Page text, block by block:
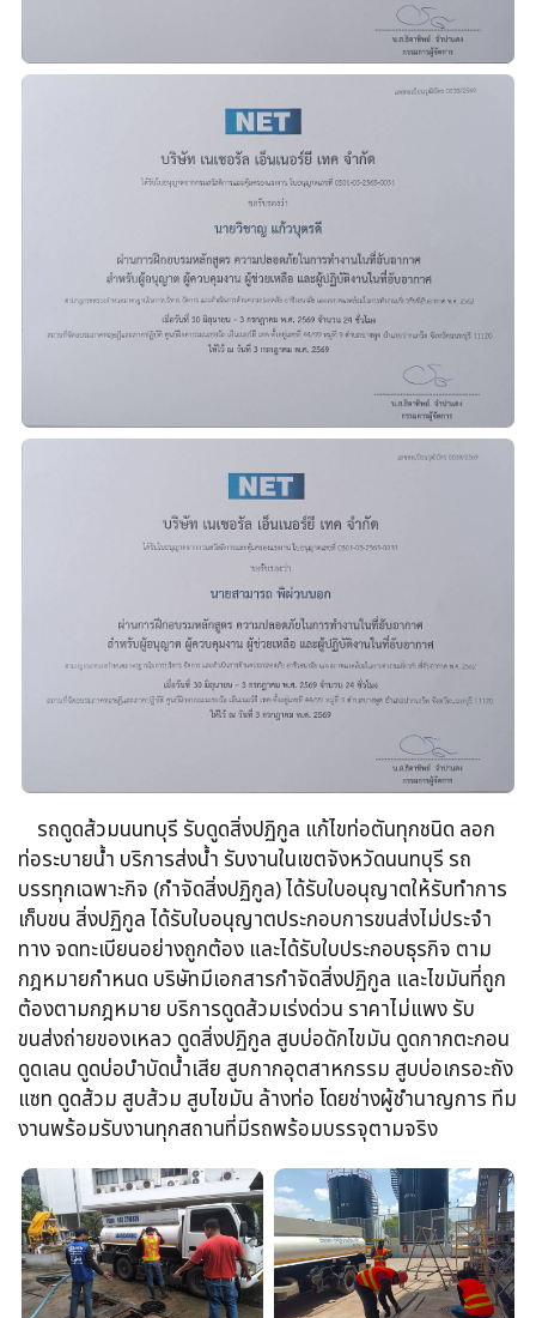
รถดูดส้วม​นนทบุรี รับดูดสิ่งปฏิกูล​ แก้ไขท่อตันทุกชนิด​ ลอก
ท่อระบายน้ำ​ บริการส่งน้ำ รับงานในเขตจังหวัดนนทบุรี รถ
บรรทุกเฉพาะกิจ​ (กำจัดสิ่งปฏิกูล)​ ได้รับใบอนุญาตให้รับทำการ
เก็บขน​ สิ่งปฏิกูล ได้รับใบอนุญาตประกอบการขนส่งไม่ประจำ
ทาง จดทะเบียนอย่างถูกต้อง​ และได้รับใบประกอบธุรกิจ​ ตาม
กฎหมายกำหนด บริษัทมีเอกสารกำจัดสิ่งปฏิกูล​ และไขมันที่ถูก
ต้องตามกฎหมาย บริการดูดส้วมเร่งด่วน​ ราคาไม่แพง รับ
ขนส่งถ่ายของเหลว​ ดูดสิ่งปฏิกูล​ สูบบ่อดักไขมัน​ ดูดกากตะกอน​
ดูดเลน​ ดูดบ่อบำบัดน้ำเสีย​ สูบกากอุตสาหกรรม​ สูบบ่อเกรอะถัง
แซท​ ดูดส้วม​ สูบส้วม​ สูบไขมัน​ ล้างท่อ​ โดยช่างผู้ชำนาญการ​ ทีม
งานพร้อม​รับงานทุกสถานที่​มีรถพร้อมบรรจุ​ตามจริง